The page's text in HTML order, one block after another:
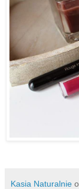
Kasia Naturalnie o